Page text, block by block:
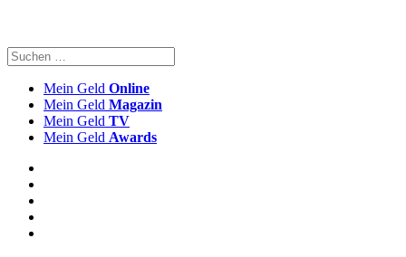
Mein Geld Online
Mein Geld Magazin
Mein Geld TV
Mein Geld Awards